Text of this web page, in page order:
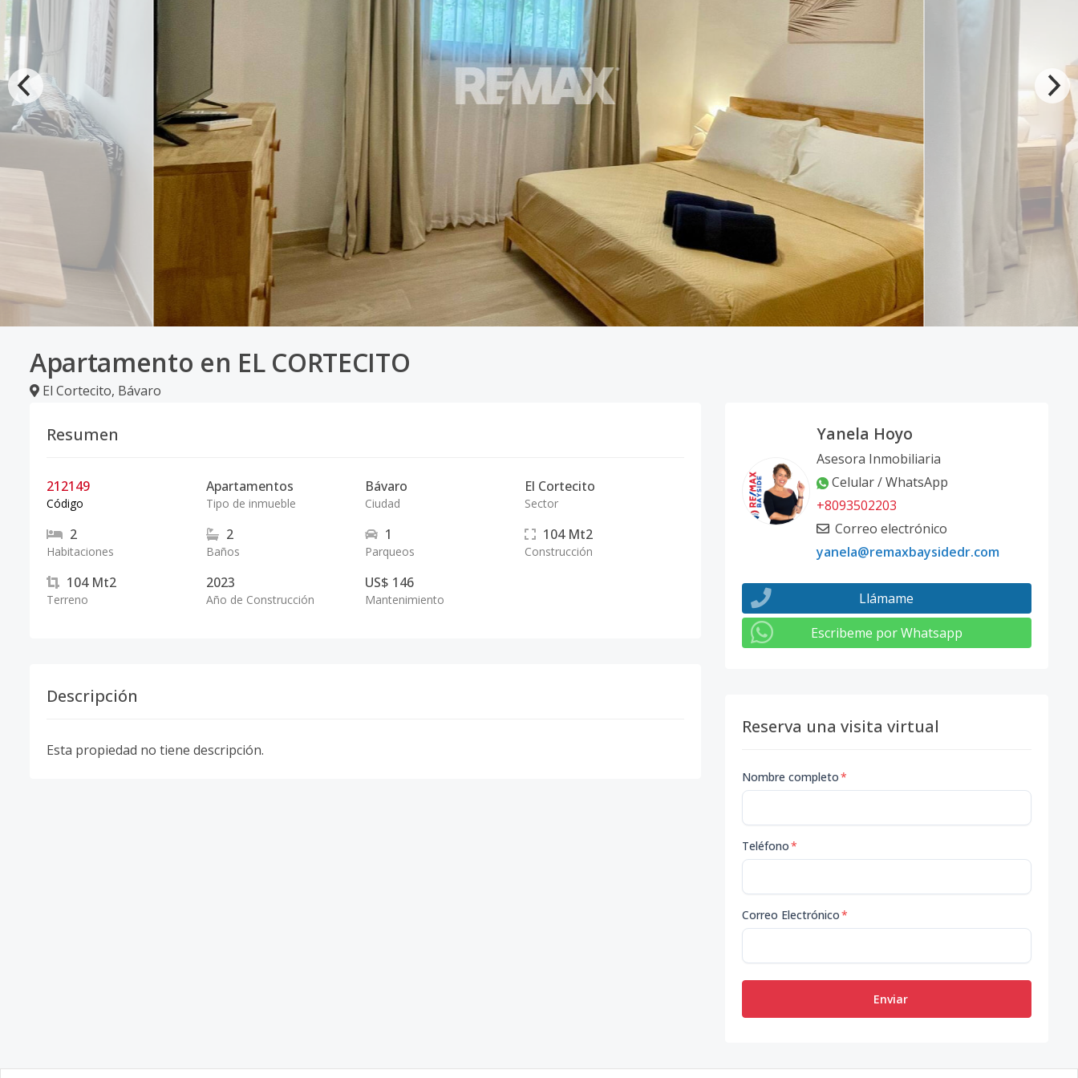
Apartamento en EL CORTECITO
El Cortecito, Bávaro
Resumen
212149
Código
Apartamentos
Tipo de inmueble
Bávaro
Ciudad
El Cortecito
Sector
2
Habitaciones
2
Baños
1
Parqueos
104 Mt2
Construcción
104 Mt2
Terreno
2023
Año de Construcción
US$ 146
Mantenimiento
Descripción
Esta propiedad no tiene descripción.
Yanela Hoyo
Asesora Inmobiliaria
Celular / WhatsApp
+8093502203
Correo electrónico
yanela@remaxbaysidedr.com
Llámame
Escribeme por Whatsapp
Reserva una visita virtual
Nombre completo*
Teléfono*
Correo Electrónico*
Enviar